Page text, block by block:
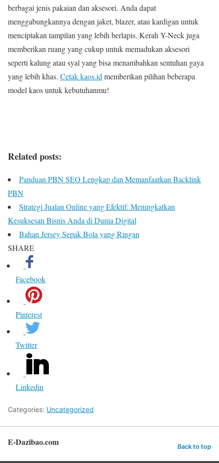
berbagai jenis pakaian dan aksesori. Anda dapat
menggabungkannya dengan jaket, blazer, atau kardigan untuk
menciptakan tampilan yang lebih berlapis. Kerah Y-Neck juga
memberikan ruang yang cukup untuk memadukan aksesori
seperti kalung atau syal yang bisa menambahkan sentuhan gaya
yang lebih khas. Cetak kaos.id memberikan pilihan beberapa
model kaos untuk kebutuhanmu!
Related posts:
Panduan PBN SEO Lengkap dan Memanfaatkan Backlink
PBN
Strategi Jualan Online yang Efektif: Meningkatkan
Kesuksesan Bisnis Anda di Dunia Digital
Bahan Jersey Sepak Bola yang Ringan
SHARE
Facebook
Pinterest
Twitter
Linkedin
Categories: Uncategorized
E-Dazibao.com Back to top